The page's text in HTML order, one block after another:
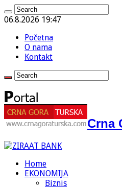
06.8.2026 19:47
Početna
O nama
Kontakt
Crna
Home
EKONOMIJA
Biznis